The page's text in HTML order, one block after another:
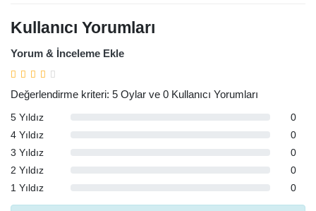
Kullanıcı Yorumları
Yorum & İnceleme Ekle
Değerlendirme kriteri: 5 Oylar ve 0 Kullanıcı Yorumları
5 Yıldız
0
4 Yıldız
0
3 Yıldız
0
2 Yıldız
0
1 Yıldız
0